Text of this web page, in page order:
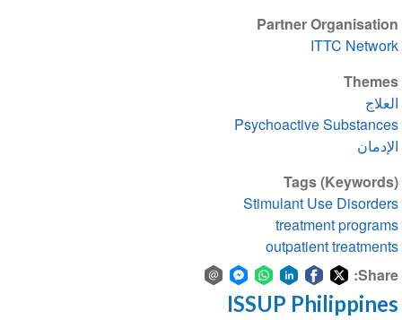
Partner Organisation
ITTC Network
Themes
العلاج
Psychoactive Substances
الإدمان
Tags (Keywords)
Stimulant Use Disorders
treatment programs
outpatient treatments
Share:
Share
Share
Share
Share
Share
ISSUP Philippines